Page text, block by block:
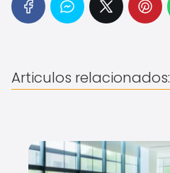
Articulos relacionados: